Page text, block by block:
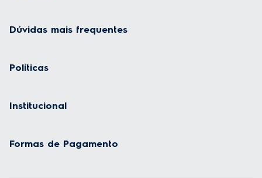
Dúvidas mais frequentes
Políticas
Institucional
Formas de Pagamento